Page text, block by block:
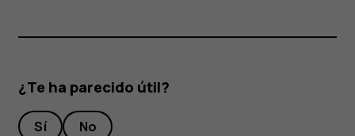
¿Te ha parecido útil?
Sí No